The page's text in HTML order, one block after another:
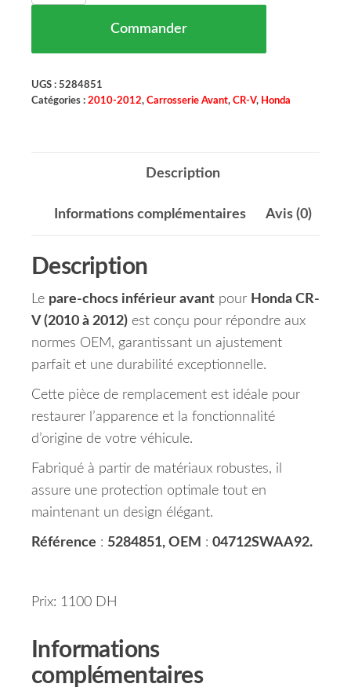
Commander
UGS : 5284851
Catégories : 2010-2012, Carrosserie Avant, CR-V, Honda
Description
Informations complémentaires Avis (0)
Description
Le pare-chocs inférieur avant pour Honda CR-
V (2010 à 2012) est conçu pour répondre aux
normes OEM, garantissant un ajustement
parfait et une durabilité exceptionnelle.
Cette pièce de remplacement est idéale pour
restaurer l’apparence et la fonctionnalité
d’origine de votre véhicule.
Fabriqué à partir de matériaux robustes, il
assure une protection optimale tout en
maintenant un design élégant.
Référence : 5284851, OEM : 04712SWAA92.
Prix: 1100 DH
Informations
complémentaires